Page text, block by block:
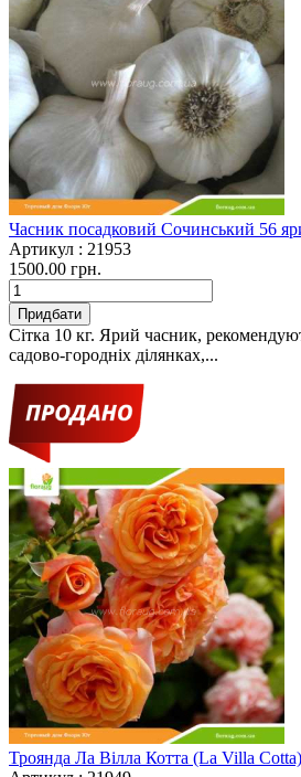
Часник посадковий Сочинський 56
Артикул : 21953
1500.00 грн.
Придбати
Сітка 10 кг. Ярий часник,
садово-городніх ділянках,...
Троянда Ла Вілла Котта (La Villa